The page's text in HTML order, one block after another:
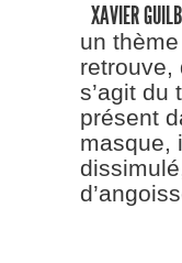
XAVIER
un
retrouve,
s’agit du
présent
masque,